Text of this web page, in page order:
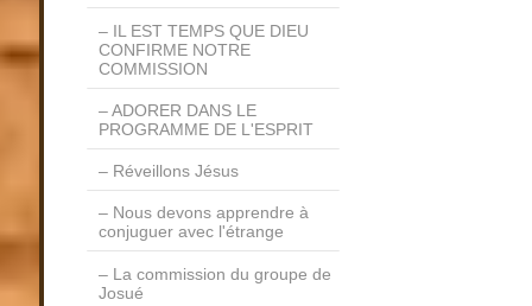
IL EST TEMPS QUE DIEU
CONFIRME NOTRE
COMMISSION
ADORER DANS LE
PROGRAMME DE L'ESPRIT
Réveillons Jésus
Nous devons apprendre à
conjuguer avec l'étrange
La commission du groupe de
Josué